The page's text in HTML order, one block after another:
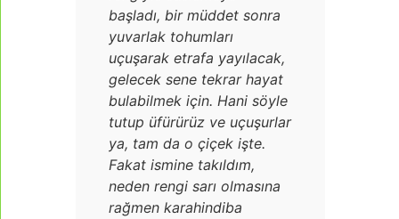
başladı, bir müddet sonra
yuvarlak tohumları
uçuşarak etrafa yayılacak,
gelecek sene tekrar hayat
bulabilmek için. Hani söyle
tutup üfürürüz ve uçuşurlar
ya, tam da o çiçek işte.
Fakat ismine takıldım,
neden rengi sarı olmasına
rağmen karahindiba